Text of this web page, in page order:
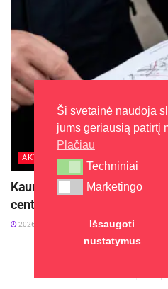
AKTUALIJOS
Kauniečiams toliau
centralizuotų tinklų
2026-07-03
Ši svetainė naudoja
jums geriausią patirtį
Plačiau
Techniniai
Techniniai
Marketingo
Marketingo
Išsaugoti
nustatymus